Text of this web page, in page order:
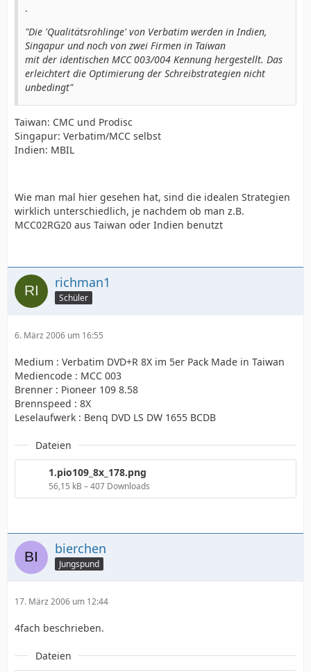
.
"Die 'Qualitätsrohlinge' von Verbatim werden in Indien,
Singapur und noch von zwei Firmen in Taiwan
mit der identischen MCC 003/004 Kennung hergestellt. Das
erleichtert die Optimierung der Schreibstrategien nicht
unbedingt"
Taiwan: CMC und Prodisc
Singapur: Verbatim/MCC selbst
Indien: MBIL
Wie man mal hier gesehen hat, sind die idealen Strategien
wirklich unterschiedlich, je nachdem ob man z.B.
MCC02RG20 aus Taiwan oder Indien benutzt
richman1
Schüler
6. März 2006 um 16:55
Medium : Verbatim DVD+R 8X im 5er Pack Made in Taiwan
Mediencode : MCC 003
Brenner : Pioneer 109 8.58
Brennspeed : 8X
Leselaufwerk : Benq DVD LS DW 1655 BCDB
Dateien
1.pio109_8x_178.png
56,15 kB – 407 Downloads
bierchen
Jungspund
17. März 2006 um 12:44
4fach beschrieben.
Dateien